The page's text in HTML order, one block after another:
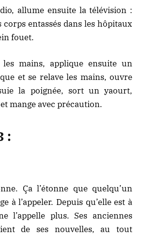
allume ensuite la télévision :
corps entassés dans les hôpitaux
fouet.
les mains, applique ensuite un
et se relave les mains, ouvre
la poignée, sort un yaourt,
mange avec précaution.
:
Ça l’étonne que quelqu’un
à l’appeler. Depuis qu’elle est à
l’appelle plus. Ses anciennes
de ses nouvelles, au tout